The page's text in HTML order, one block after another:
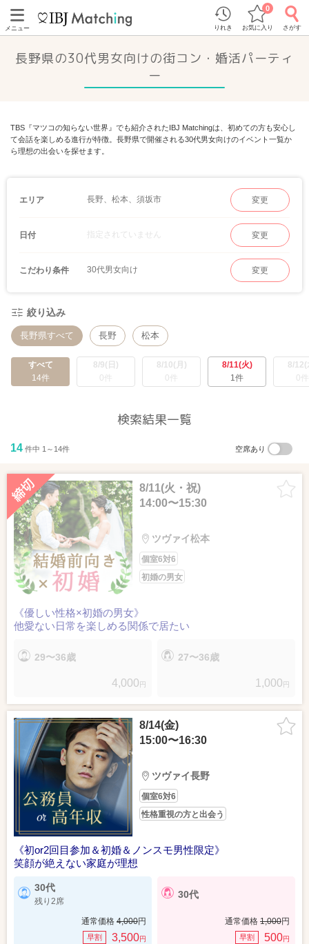
メニュー りれき お気に入り
0
さがす
長野県の30代男女向けの街コン・婚活パーティ
ー
TBS『マツコの知らない世界』でも紹介されたIBJ Matchingは、初めての方も安心し
て会話を楽しめる進行が特徴。長野県で開催される30代男女向けのイベント一覧か
ら理想の出会いを探せます。
エリア 長野、松本、須坂市 変更
日付 指定されていません 変更
こだわり条件 30代男女向け 変更
絞り込み
長野県すべて 長野 松本
すべて
14件
8/9(日)
0件
8/10(月)
0件
8/11(火)
1件
8/12(
0件
検索結果一覧
14 件中 1～14件 空席あり
8/11(火・祝)
14:00〜15:30
ツヴァイ松本
個室6対6
初婚の男女
《優しい性格×初婚の男女》
他愛ない日常を楽しめる関係で居たい
29〜36歳
4,000 円
27〜36歳
1,000 円
8/14(金)
15:00〜16:30
ツヴァイ長野
個室6対6
性格重視の方と出会う
《初or2回目参加＆初婚＆ノンスモ男性限定》
笑顔が絶えない家庭が理想
30代
残り2席
通常価格 4,000円
早割 3,500円
30代
通常価格 1,000円
早割 500円